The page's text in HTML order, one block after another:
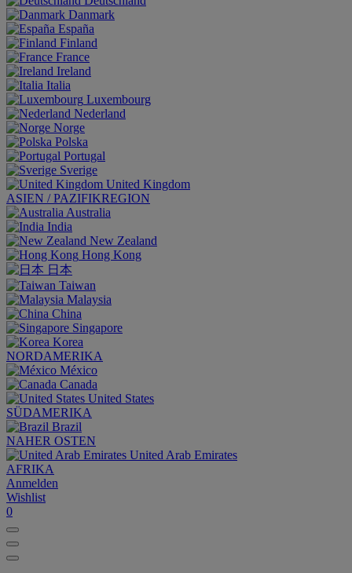
Danmark
España
Finland
France
Ireland
Italia
Luxembourg
Nederland
Norge
Polska
Portugal
Sverige
United Kingdom
ASIEN / PAZIFIKREGION
Australia
India
New Zealand
Hong Kong
日本
Taiwan
Malaysia
China
Singapore
Korea
NORDAMERIKA
México
Canada
United States
SÜDAMERIKA
Brazil
NAHER OSTEN
United Arab Emirates
AFRIKA
Anmelden
Wishlist
0